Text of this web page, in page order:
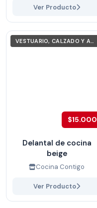
Ver Producto
VESTUARIO, CALZADO Y ACCESORIOS
$15.000
Delantal de cocina
beige
Cocina Contigo
Ver Producto